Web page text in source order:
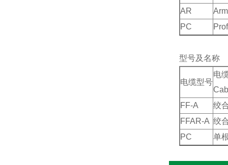
AR
PC
型号及名称
电缆型号
电
FF-A
绞
FFAR-A 绞
PC
单